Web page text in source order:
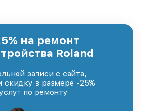
постоянно повышая
и лояльности наших
на ремонт
Roland
записи с сайта,
скидку в размере -25%
по ремонту